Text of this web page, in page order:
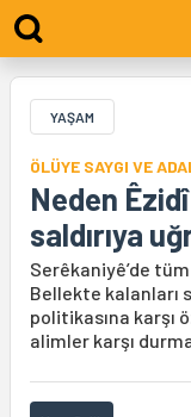
YAŞAM
ÖLÜYE SAYGI VE
Neden
saldırıya
Serêkaniyê’de
Bellekte kalanları
politikasına karşı
alimler karşı